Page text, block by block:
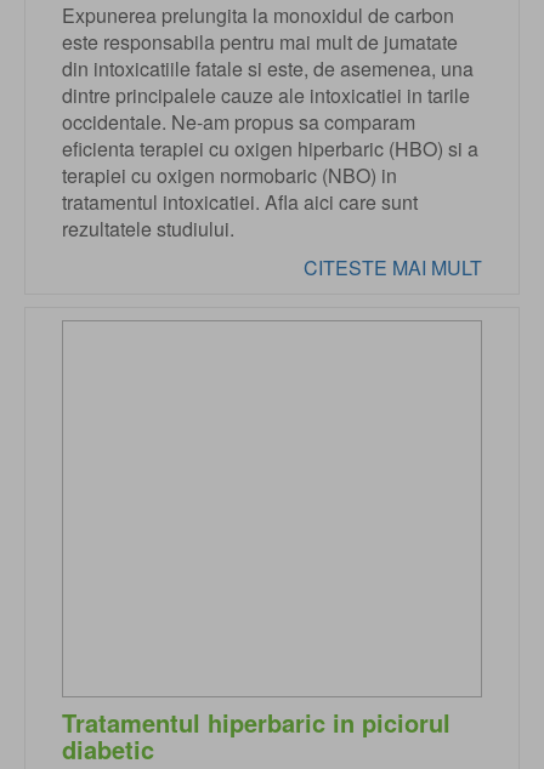
Expunerea prelungita la monoxidul de carbon
este responsabila pentru mai mult de jumatate
din intoxicatiile fatale si este, de asemenea, una
dintre principalele cauze ale intoxicatiei in tarile
occidentale. Ne-am propus sa comparam
eficienta terapiei cu oxigen hiperbaric (HBO) si a
terapiei cu oxigen normobaric (NBO) in
tratamentul intoxicatiei. Afla aici care sunt
rezultatele studiului.
CITESTE MAI MULT
Tratamentul hiperbaric in piciorul
diabetic